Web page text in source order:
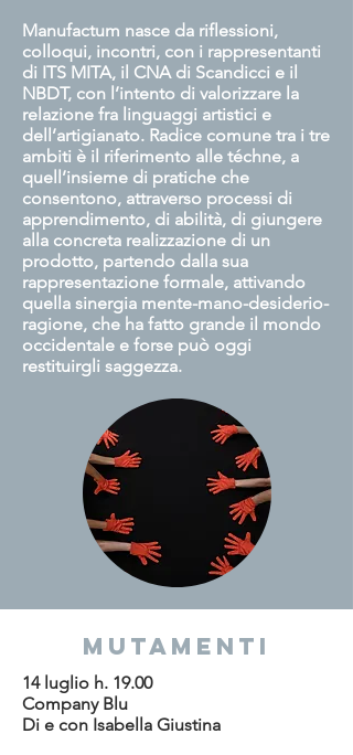
Manufactum nasce da riflessioni,
colloqui, incontri, con i rappresentanti
di ITS MITA, il CNA di Scandicci e il
NBDT, con l’intento di valorizzare la
relazione fra linguaggi artistici e
dell’artigianato. Radice comune tra i tre
ambiti è il riferimento alle téchne, a
quell’insieme di pratiche che
consentono, attraverso processi di
apprendimento, di abilità, di giungere
alla concreta realizzazione di un
prodotto, partendo dalla sua
rappresentazione formale, attivando
quella sinergia mente-mano-desiderio-
ragione, che ha fatto grande il mondo
occidentale e forse può oggi
restituirgli saggezza.
mutamenti
14 luglio h. 19.00
Company Blu
Di e con Isabella Giustina